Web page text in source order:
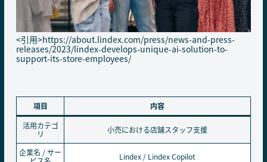
<引用>https://about.lindex.com/press/news-and-press-
releases/2023/lindex-develops-unique-ai-solution-to-
support-its-store-employees/
項目
内容
活用カテゴ
リ
小売における店舗スタッフ支援
企業名 / サー
Lindex / Lindex Copilot